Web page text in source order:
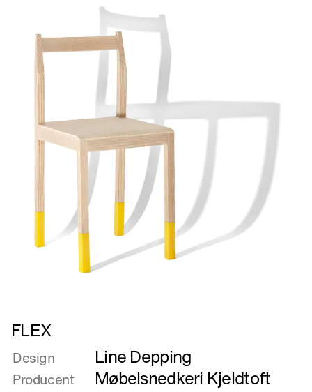
Læs
mere
om
FLEX
FLEX
Design Line Depping
Producent Møbelsnedkeri Kjeldtoft